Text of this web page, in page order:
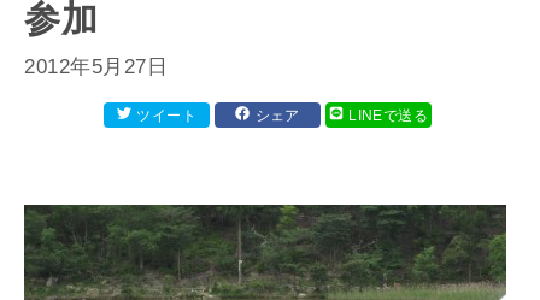
参加
2012年5月27日
ツイート シェア LINEで送る